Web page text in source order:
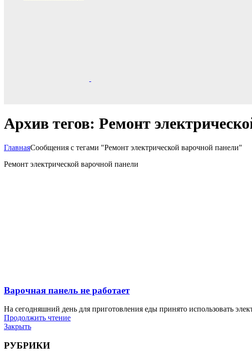
Архив тегов: Ремонт
ГлавнаяСообщения с тегами "Ремонт электрической варочной панели"
Ремонт электрической варочной панели
Варочная панель не работает
На сегодняшний день для приготовления еды принято использовать
Продолжить чтение
Закрыть
РУБРИКИ